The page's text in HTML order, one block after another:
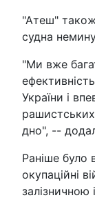
"Атеш" також
судна
"Ми вже
України і
дно", --
Раніше було
окупаційні